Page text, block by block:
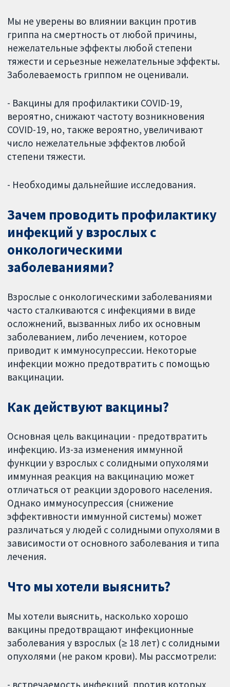
Мы не уверены во влиянии вакцин против
гриппа на смертность от любой причины,
нежелательные эффекты любой степени
тяжести и серьезные нежелательные эффекты.
Заболеваемость гриппом не оценивали.
- Вакцины для профилактики COVID-19,
вероятно, снижают частоту возникновения
COVID-19, но, также вероятно, увеличивают
число нежелательные эффектов любой
степени тяжести.
- Необходимы дальнейшие исследования.
Зачем проводить профилактику
инфекций у взрослых с
онкологическими
заболеваниями?
Взрослые с онкологическими заболеваниями
часто сталкиваются с инфекциями в виде
осложнений, вызванных либо их основным
заболеванием, либо лечением, которое
приводит к иммуносупрессии. Некоторые
инфекции можно предотвратить с помощью
вакцинации.
Как действуют вакцины?
Основная цель вакцинации - предотвратить
инфекцию. Из-за изменения иммунной
функции у взрослых с солидными опухолями
иммунная реакция на вакцинацию может
отличаться от реакции здорового населения.
Однако иммуносупрессия (снижение
эффективности иммунной системы) может
различаться у людей с солидными опухолями в
зависимости от основного заболевания и типа
лечения.
Что мы хотели выяснить?
Мы хотели выяснить, насколько хорошо
вакцины предотвращают инфекционные
заболевания у взрослых (≥ 18 лет) с солидными
опухолями (не раком крови). Мы рассмотрели:
- встречаемость инфекций, против которых